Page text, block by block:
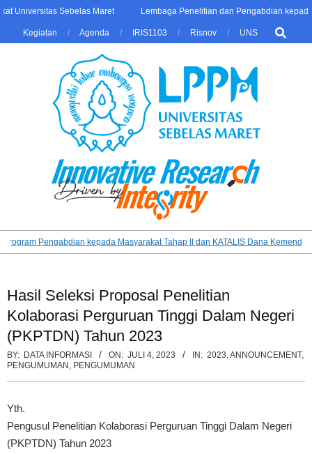
Skip
content
Universitas Sebelas Maret Lembaga Penelitian dan Pengabdian kepada
Kegiatan Agenda IRIS1103 Risnov UNS
Search
LPPM
UNS
Primary
Navigation
Pengabdian kepada Masyarakat Tahap II dan KATALIS Dana
Hasil Seleksi Proposal Penelitian
Kolaborasi Perguruan Tinggi Dalam Negeri
(PKPTDN) Tahun 2023
BY: DATA INFORMASI ON: JULI 4, 2023 IN: 2023,ANNOUNCEMENT,
PENGUMUMAN , PENGUMUMAN
Yth.
Pengusul Penelitian Kolaborasi Perguruan Tinggi Dalam Negeri
(PKPTDN) Tahun 2023